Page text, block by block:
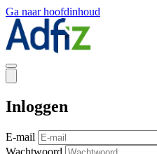
Ga naar hoofdinhoud
Inloggen
E-mail
Wachtwoord